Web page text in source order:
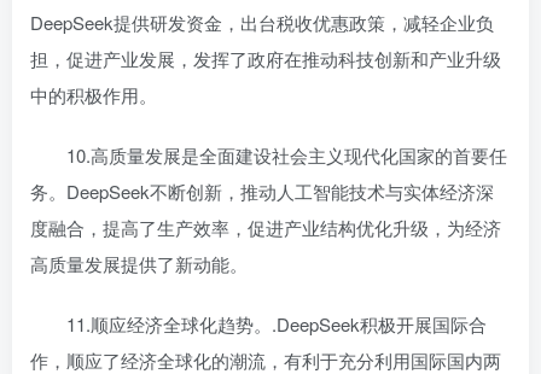
DeepSeek提供研发资金，出台税收优惠政策，减轻企业负
担，促进产业发展，发挥了政府在推动科技创新和产业升级
中的积极作用。
10.高质量发展是全面建设社会主义现代化国家的首要任
务。DeepSeek不断创新，推动人工智能技术与实体经济深
度融合，提高了生产效率，促进产业结构优化升级，为经济
高质量发展提供了新动能。
11.顺应经济全球化趋势。.DeepSeek积极开展国际合
作，顺应了经济全球化的潮流，有利于充分利用国际国内两